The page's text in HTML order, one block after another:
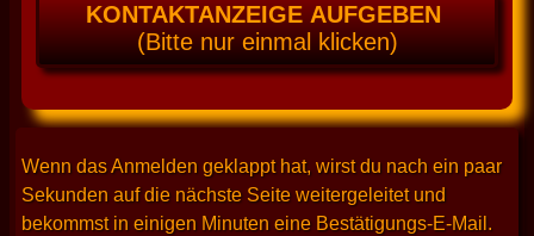
KONTAKTANZEIGE AUFGEBEN
(Bitte nur einmal klicken)
Wenn das Anmelden geklappt hat, wirst du nach ein paar
Sekunden auf die nächste Seite weitergeleitet und
bekommst in einigen Minuten eine Bestätigungs-E-Mail.